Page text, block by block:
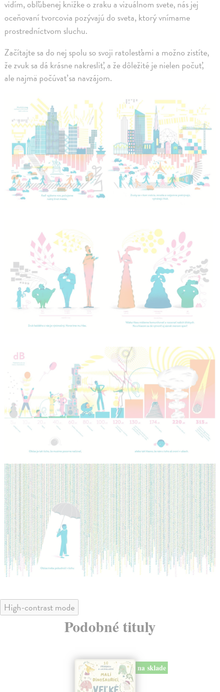
vidím, obľúbenej knižke o zraku a vizuálnom svete, nás jej
oceňovaní tvorcovia pozývajú do sveta, ktorý vnímame
prostredníctvom sluchu.
Začítajte sa do nej spolu so svoji ratolesťami a možno zistíte,
že zvuk sa dá krásne nakresliť, a že dôležité je nielen počuť,
ale najmä počúvať sa navzájom.
High-contrast mode
Podobné tituly
na sklade